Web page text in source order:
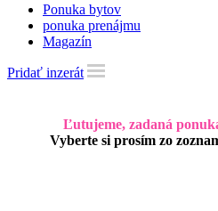
Ponuka bytov
ponuka prenájmu
Magazín
Pridať inzerát
Ľutujeme, zadaná
Vyberte si prosím zo